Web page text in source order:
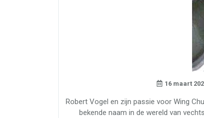
16 maart
Robert Vogel en zijn passie voor Wing
bekende naam in de wereld van